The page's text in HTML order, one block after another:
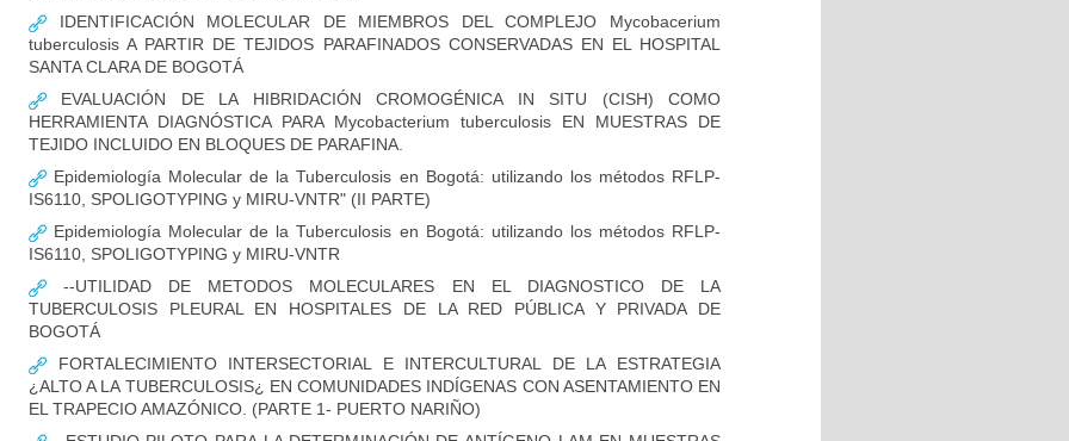
IDENTIFICACIÓN MOLECULAR DE MIEMBROS DEL COMPLEJO Mycobacerium
tuberculosis A PARTIR DE TEJIDOS PARAFINADOS CONSERVADAS EN EL HOSPITAL
SANTA CLARA DE BOGOTÁ
EVALUACIÓN DE LA HIBRIDACIÓN CROMOGÉNICA IN SITU (CISH) COMO
HERRAMIENTA DIAGNÓSTICA PARA Mycobacterium tuberculosis EN MUESTRAS DE
TEJIDO INCLUIDO EN BLOQUES DE PARAFINA.
Epidemiología Molecular de la Tuberculosis en Bogotá: utilizando los métodos RFLP-
IS6110, SPOLIGOTYPING y MIRU-VNTR" (II PARTE)
Epidemiología Molecular de la Tuberculosis en Bogotá: utilizando los métodos RFLP-
IS6110, SPOLIGOTYPING y MIRU-VNTR
--UTILIDAD DE METODOS MOLECULARES EN EL DIAGNOSTICO DE LA
TUBERCULOSIS PLEURAL EN HOSPITALES DE LA RED PÚBLICA Y PRIVADA DE
BOGOTÁ
FORTALECIMIENTO INTERSECTORIAL E INTERCULTURAL DE LA ESTRATEGIA
¿ALTO A LA TUBERCULOSIS¿ EN COMUNIDADES INDÍGENAS CON ASENTAMIENTO EN
EL TRAPECIO AMAZÓNICO. (PARTE 1- PUERTO NARIÑO)